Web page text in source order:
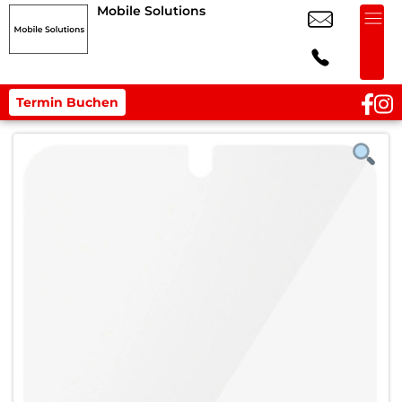
Mobile Solutions
Termin Buchen